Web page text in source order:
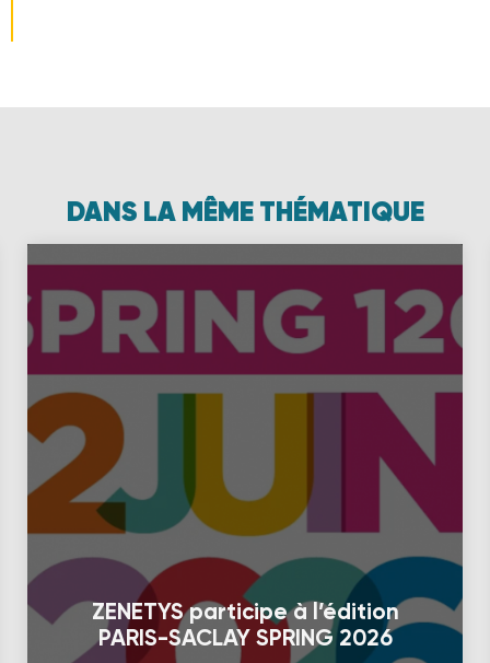
DANS LA MÊME THÉMATIQUE
ZENETYS participe à l’édition
PARIS-SACLAY SPRING 2026